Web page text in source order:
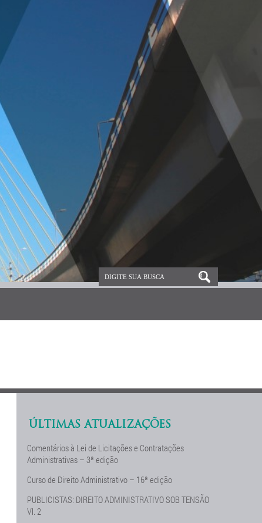
ÚLTIMAS ATUALIZAÇÕES
Comentários à Lei de Licitações e Contratações
Administrativas – 3ª edição
Curso de Direito Administrativo – 16ª edição
PUBLICISTAS: DIREITO ADMINISTRATIVO SOB TENSÃO
Vl. 2